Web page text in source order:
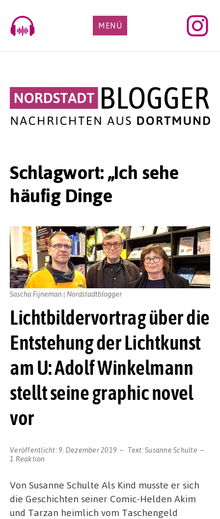
content
MENÜ
Schlagwort:„Ich sehe
häufig Dinge
Lichtbildervortrag über die
Entstehung der Lichtkunst
am U: Adolf Winkelmann
stellt seine graphic novel
vor
Veröffentlicht: 9. Dezember 2019 Text:Susanne Schulte
1 Reaktion
Sascha Fijneman | Nordstadtblogger
Von Susanne Schulte Als Kind musste er sich
die Geschichten seiner Comic-Helden Akim
und Tarzan heimlich vom Taschengeld